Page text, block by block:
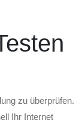
zu überprüfen.
Ihr Internet